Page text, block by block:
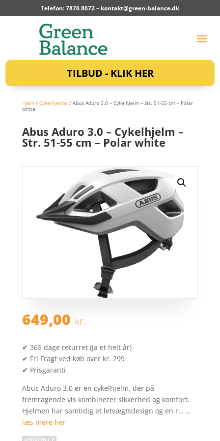
Telefon: 7876 8672 – kontakt@green-balance.dk
TILBUD - KLIK HER
Hjem/ Cykelhjelme / Abus Aduro 3.0 – Cykelhjelm – Str. 51-55 cm – Polar
white
Abus Aduro 3.0 – Cykelhjelm –
Str. 51-55 cm – Polar white
649,00 kr.
✔ 365 dage returret (ja et helt år)
✔ Fri Fragt ved køb over kr. 299
✔ Prisgaranti
Abus Aduro 3.0 er en cykelhjelm, der på
fremragende vis kombinerer sikkerhed og komfort.
Hjelmen har samtidig et letvægtsdesign og en r… …
læs mere her